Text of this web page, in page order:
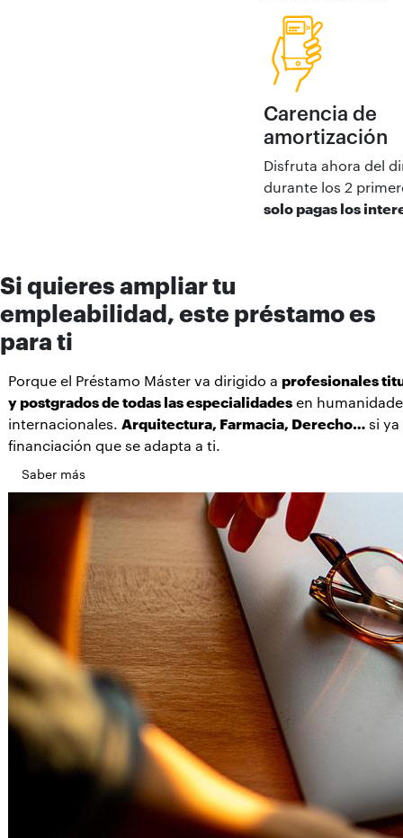
Carencia de
amortización
Disfruta ahora del
durante los 2
solo pagas los
Si quieres ampliar tu
empleabilidad, este préstamo es
para ti
Porque el Préstamo Máster va dirigido a profesionales
y postgrados de todas las especialidadesen
internacionales. Arquitectura, Farmacia, Derecho…si ya
financiación que se adapta a ti.
Saber más